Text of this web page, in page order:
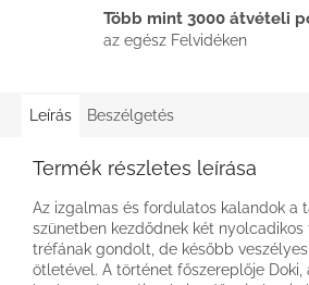
Több mint 3000 átvételi
az egész Felvidéken
Leírás Beszélgetés
Termék részletes leírása
Az izgalmas és fordulatos kalandok a
szünetben kezdődnek két nyolcadikos
tréfának gondolt, de később
ötletével. A történet főszereplője Doki,